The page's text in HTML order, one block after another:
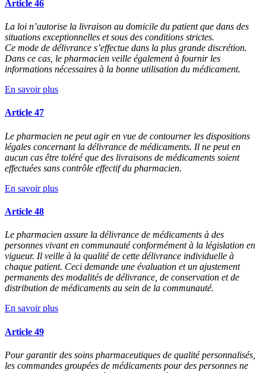
Article 46
La loi n’autorise la livraison au domicile du patient que dans des
situations exceptionnelles et sous des conditions strictes.
Ce mode de délivrance s’effectue dans la plus grande discrétion.
Dans ce cas, le pharmacien veille également à fournir les
informations nécessaires à la bonne utilisation du médicament.
En savoir plus
Article 47
Le pharmacien ne peut agir en vue de contourner les dispositions
légales concernant la délivrance de médicaments. Il ne peut en
aucun cas être toléré que des livraisons de médicaments soient
effectuées sans contrôle effectif du pharmacien.
En savoir plus
Article 48
Le pharmacien assure la délivrance de médicaments à des
personnes vivant en communauté conformément à la législation en
vigueur. Il veille à la qualité de cette délivrance individuelle à
chaque patient. Ceci demande une évaluation et un ajustement
permanents des modalités de délivrance, de conservation et de
distribution de médicaments au sein de la communauté.
En savoir plus
Article 49
Pour garantir des soins pharmaceutiques de qualité personnalisés,
les commandes groupées de médicaments pour des personnes ne